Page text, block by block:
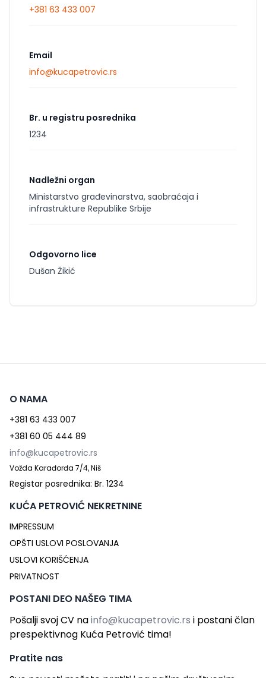
+381 63 433 007
Email
info@kucapetrovic.rs
Br. u registru posrednika
1234
Nadležni organ
Ministarstvo građevinarstva, saobraćaja i
infrastrukture Republike Srbije
Odgovorno lice
Dušan Žikić
O NAMA
+381 63 433 007
+381 60 05 444 89
info@kucapetrovic.rs
Vožda Karađorđa 7/4, Niš
Registar posrednika: Br. 1234
KUĆA PETROVIĆ NEKRETNINE
IMPRESSUM
OPŠTI USLOVI POSLOVANJA
USLOVI KORIŠĆENJA
PRIVATNOST
POSTANI DEO NAŠEG TIMA
Pošalji svoj CV nainfo@kucapetrovic.rs i postani član
prespektivnog Kuća Petrović tima!
Pratite nas